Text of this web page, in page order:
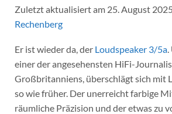
Zuletzt aktualisiert am 25. August
Rechenberg
Er ist wieder da, der Loudspeaker 3/5a.
einer der angesehensten HiFi-
Großbritanniens, überschlägt sich mit
so wie früher. Der unerreicht farbige
räumliche Präzision und der etwas zu